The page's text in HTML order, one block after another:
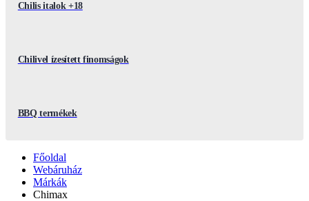
Chilis italok +18
Chilivel ízesített finomságok
BBQ termékek
Főoldal
Webáruház
Márkák
Chimax